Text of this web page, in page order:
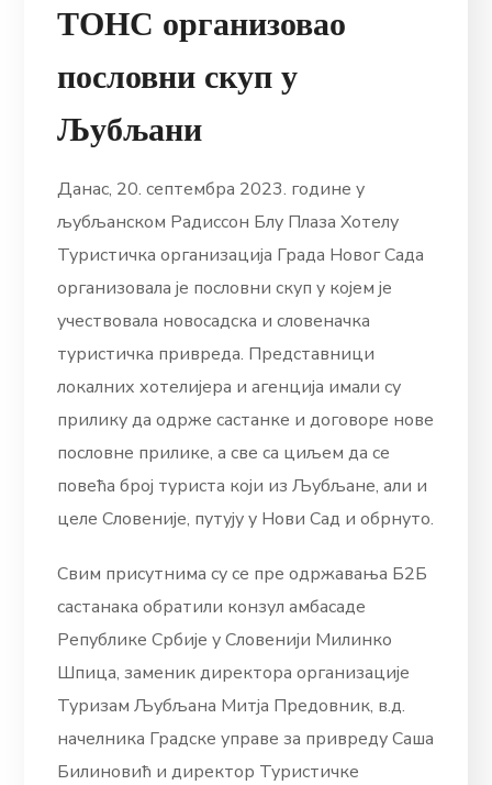
ТОНС организовао
пословни скуп у
Љубљани
Данас, 20. септембра 2023. године у
љубљанском Радиссон Блу Плаза Хотелу
Туристичка организација Града Новог Сада
организовала је пословни скуп у којем је
учествовала новосадска и словеначка
туристичка привреда. Представници
локалних хотелијера и агенција имали су
прилику да одрже састанке и договоре нове
пословне прилике, а све са циљем да се
повећа број туриста који из Љубљане, али и
целе Словеније, путују у Нови Сад и обрнуто.
Свим присутнима су се пре одржавања Б2Б
састанака обратили конзул амбасаде
Републике Србије у Словенији Милинко
Шпица, заменик директора организације
Туризам Љубљана Митја Предовник, в.д.
начелника Градске управе за привреду Саша
Билиновић и директор Туристичке